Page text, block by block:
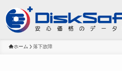
ホーム 落下故障